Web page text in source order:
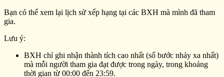
Bạn có thể xem lại lịch sử xếp hạng tại các BXH mà mình đã tham
gia.
Lưu ý:
BXH chỉ ghi nhận thành tích cao nhất (số bước nhảy xa nhất)
mà mỗi người tham gia đạt được trong ngày, trong khoảng
thời gian từ 00:00 đến 23:59.